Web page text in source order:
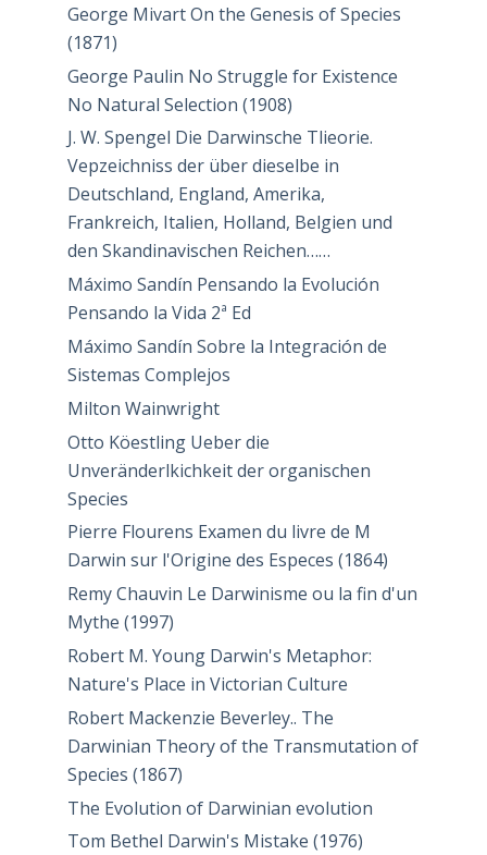
George Mivart On the Genesis of Species
(1871)
George Paulin No Struggle for Existence
No Natural Selection (1908)
J. W. Spengel Die Darwinsche Tlieorie.
Vepzeichniss der über dieselbe in
Deutschland, England, Amerika,
Frankreich, Italien, Holland, Belgien und
den Skandinavischen Reichen……
Máximo Sandín Pensando la Evolución
Pensando la Vida 2ª Ed
Máximo Sandín Sobre la Integración de
Sistemas Complejos
Milton Wainwright
Otto Köestling Ueber die
Unveränderlkichkeit der organischen
Species
Pierre Flourens Examen du livre de M
Darwin sur l'Origine des Especes (1864)
Remy Chauvin Le Darwinisme ou la fin d'un
Mythe (1997)
Robert M. Young Darwin's Metaphor:
Nature's Place in Victorian Culture
Robert Mackenzie Beverley.. The
Darwinian Theory of the Transmutation of
Species (1867)
The Evolution of Darwinian evolution
Tom Bethel Darwin's Mistake (1976)